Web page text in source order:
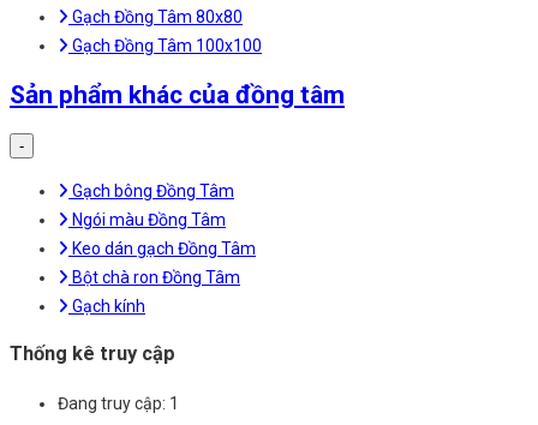
Gạch Đồng Tâm 80x80
Gạch Đồng Tâm 100x100
Sản phẩm khác của đồng tâm
-
Gạch bông Đồng Tâm
Ngói màu Đồng Tâm
Keo dán gạch Đồng Tâm
Bột chà ron Đồng Tâm
Gạch kính
Thống kê truy cập
Đang truy cập: 1